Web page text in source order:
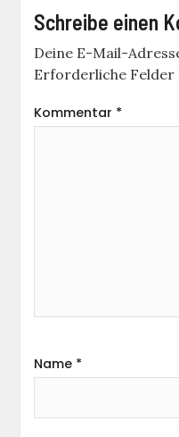
Schreibe einen
Deine E-Mail-
Erforderliche
Kommentar *
Name *